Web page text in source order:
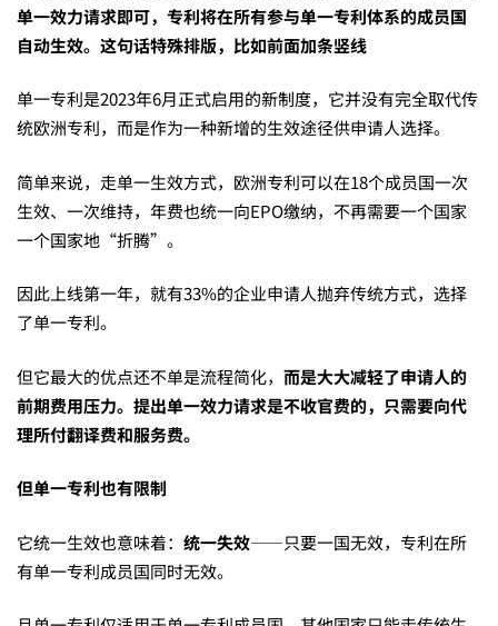
单一效力请求即可，专利将在所有参与单一专利体系的成员国
自动生效。 这句话特殊排版，比如前面加条竖线
单一专利是2023年6月正式启用的新制度，它并没有完全取代传
统欧洲专利，而是作为一种新增的生效途径供申请人选择。
简单来说，走单一生效方式，欧洲专利可以在18个成员国一次
生效、一次维持，年费也统一向EPO缴纳，不再需要一个国家
一个国家地“折腾”。
因此上线第一年，就有33%的企业申请人抛弃传统方式，选择
了单一专利。
但它最大的优点还不单是流程简化， 而是大大减轻了申请人的
前期费用压力。提出单一效力请求是不收官费的， 只需要向代
理所付翻译费和服务费。
但单一专利也有限制
它统一生效也意味着： 统一失效——只要一国无效，专利在所
有单一专利成员国同时无效。